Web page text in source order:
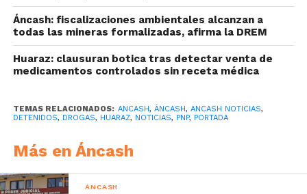
Áncash: fiscalizaciones ambientales alcanzan a
todas las mineras formalizadas, afirma la DREM
Huaraz: clausuran botica tras detectar venta de
medicamentos controlados sin receta médica
TEMAS RELACIONADOS: ANCASH, ÁNCASH, ANCASH NOTICIAS,
DETENIDOS, DROGAS, HUARAZ, NOTICIAS, PNP, PORTADA
Más en Áncash
ÁNCASH